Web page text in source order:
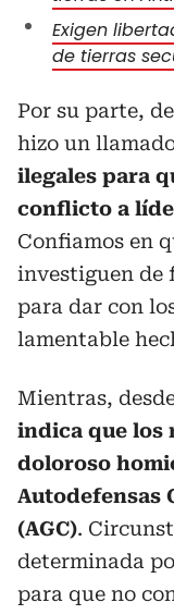
Exigen
de tierras
Por su parte,
hizo un
ilegales para
conflicto a
Confiamos en
investiguen de
para dar con
lamentable
Mientras,
indica que los
doloroso
Autodefensas
(AGC).
determinada
para que no